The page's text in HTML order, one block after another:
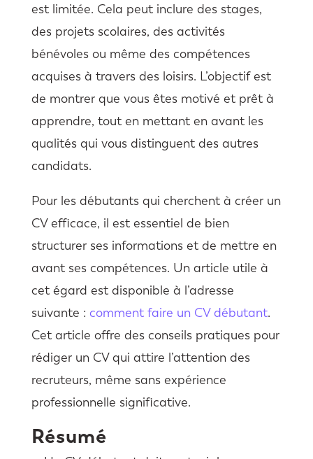
est limitée. Cela peut inclure des stages,
des projets scolaires, des activités
bénévoles ou même des compétences
acquises à travers des loisirs. L’objectif est
de montrer que vous êtes motivé et prêt à
apprendre, tout en mettant en avant les
qualités qui vous distinguent des autres
candidats.
Pour les débutants qui cherchent à créer un
CV efficace, il est essentiel de bien
structurer ses informations et de mettre en
avant ses compétences. Un article utile à
cet égard est disponible à l’adresse
suivante : comment faire un CV débutant.
Cet article offre des conseils pratiques pour
rédiger un CV qui attire l’attention des
recruteurs, même sans expérience
professionnelle significative.
Résumé